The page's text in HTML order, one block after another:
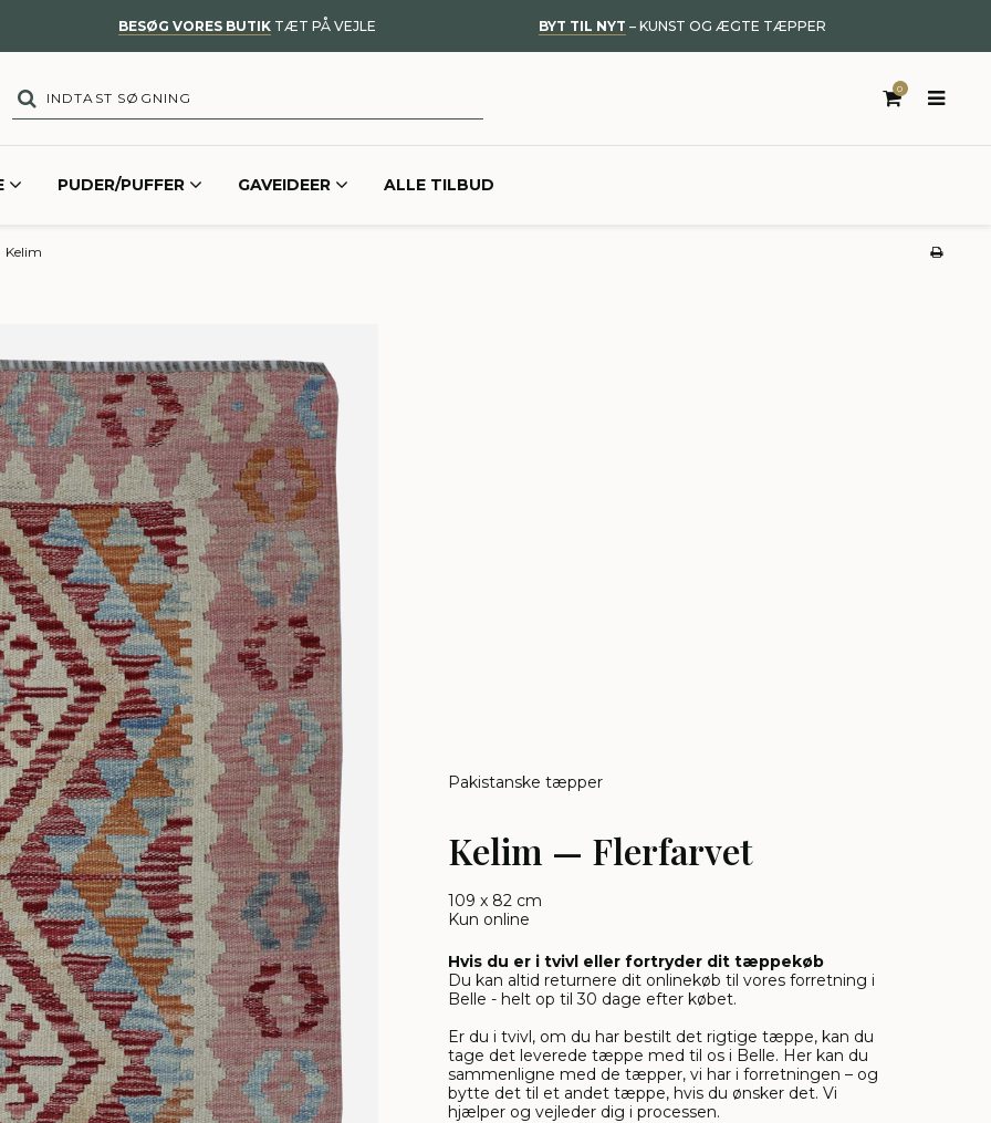
BESØG VORES BUTIK TÆT PÅ VEJLE BYT TIL NYT – KUNST OG ÆGTE TÆPPER
0
PUDER/PUFFER GAVEIDEER ALLE TILBUD
Kelim
Pakistanske tæpper
Kelim — Flerfarvet
109 x 82 cm
Kun online
Hvis du er i tvivl eller fortryder dit tæppekøb
Du kan altid returnere dit onlinekøb til vores forretning i
Belle - helt op til 30 dage efter købet.
Er du i tvivl, om du har bestilt det rigtige tæppe, kan du
tage det leverede tæppe med til os i Belle. Her kan du
sammenligne med de tæpper, vi har i forretningen – og
bytte det til et andet tæppe, hvis du ønsker det. Vi
hjælper og vejleder dig i processen.